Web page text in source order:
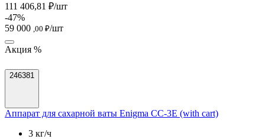
111 406,81 ₽/шт
-47%
59 000 ,00 ₽/шт
Акция %
246381
Аппарат для сахарной ваты Enigma CC-3E (with cart)
3 кг/ч